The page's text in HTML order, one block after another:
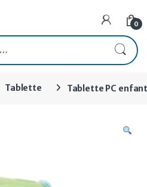
0
Tablette Tablette PC enfant